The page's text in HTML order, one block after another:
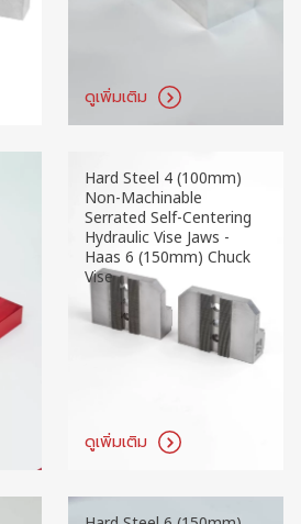
ดูเพิ่มเติม
Hard Steel 4 (100mm)
Non-Machinable
Serrated Self-Centering
Hydraulic Vise Jaws -
Haas 6 (150mm) Chuck
Vise
ดูเพิ่มเติม